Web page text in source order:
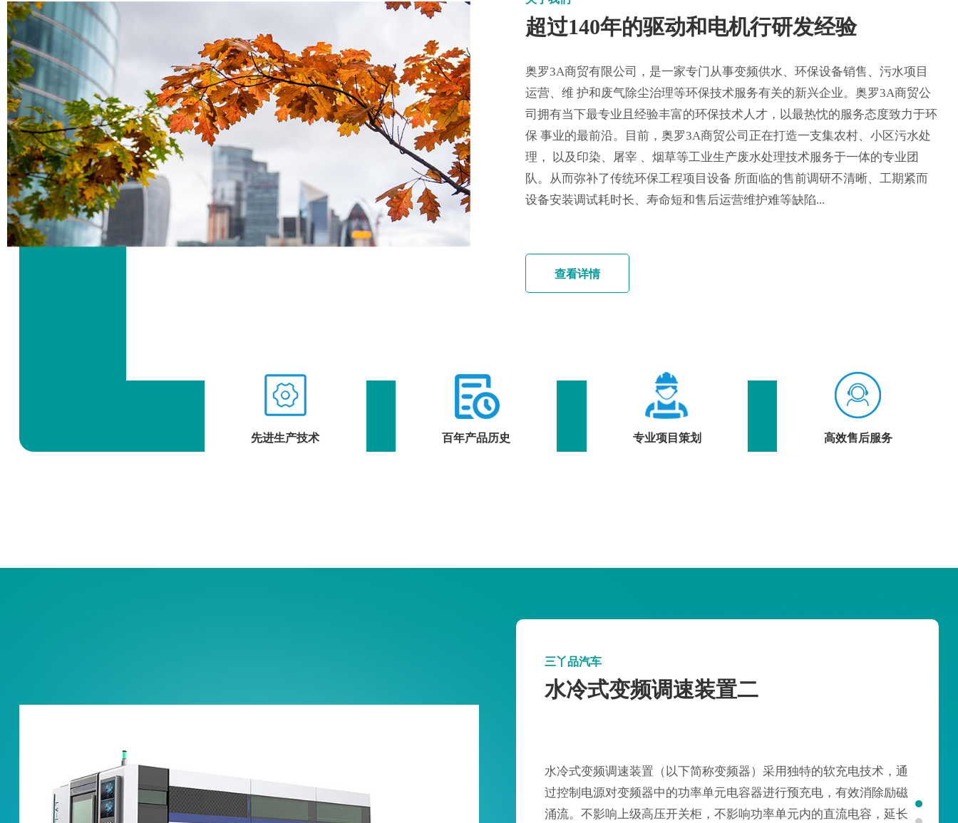
超过140年的驱动和电机行研发经验
奥罗3A商贸有限公司，是一家专门从事变频供水、环保设备销售、污水项目
运营、维 护和废气除尘治理等环保技术服务有关的新兴企业。奥罗3A商贸公
司拥有当下最专业且经验丰富的环保技术人才，以最热忱的服务态度致力于环
保 事业的最前沿。目前，奥罗3A商贸公司正在打造一支集农村、小区污水处
理， 以及印染、屠宰 、烟草等工业生产废水处理技术服务于一体的专业团
队。从而弥补了传统环保工程项目设备 所面临的售前调研不清晰、工期紧而
设备安装调试耗时长、寿命短和售后运营维护难等缺陷...
查看详情
先进生产技术 百年产品历史 专业项目策划 高效售后服务
三丫品汽车
水冷式变频调速装置二
水冷式变频调速装置（以下简称变频器）采用独特的软充电技术，通
过控制电源对变频器中的功率单元电容器进行预充电，有效消除励磁
涌流。不影响上级高压开关柜，不影响功率单元内的直流电容，延长